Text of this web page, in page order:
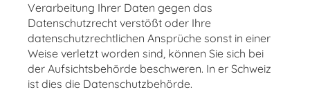
Verarbeitung Ihrer Daten gegen das
Datenschutzrecht verstößt oder Ihre
datenschutzrechtlichen Ansprüche sonst in einer
Weise verletzt worden sind, können Sie sich bei
der Aufsichtsbehörde beschweren. In er Schweiz
ist dies die Datenschutzbehörde.